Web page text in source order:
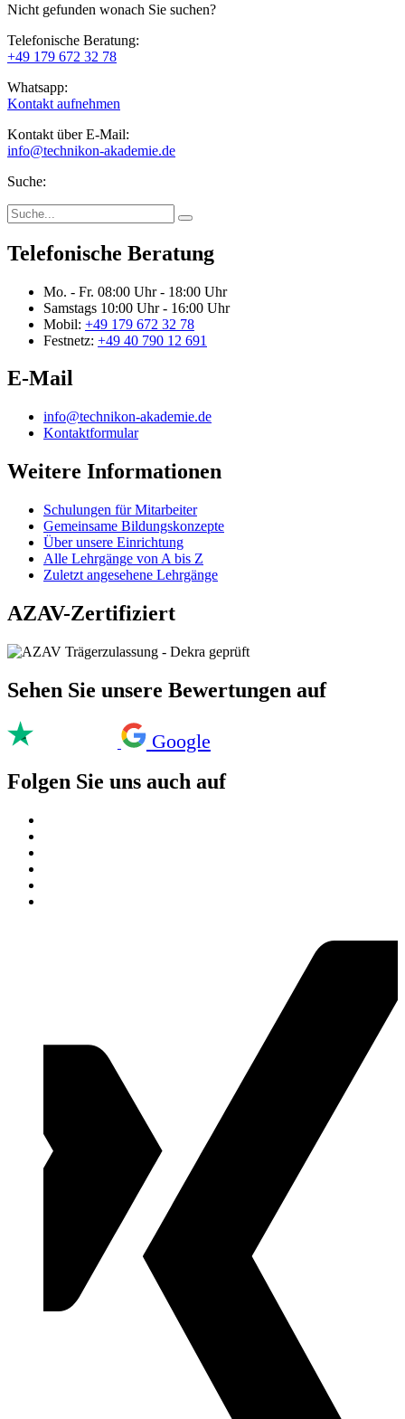
Nicht gefunden wonach Sie suchen?
Telefonische Beratung:
+49 179 672 32 78
Whatsapp:
Kontakt aufnehmen
Kontakt über E-Mail:
info@technikon-akademie.de
Suche:
Telefonische Beratung
Mo. - Fr. 08:00 Uhr - 18:00 Uhr
Samstags 10:00 Uhr - 16:00 Uhr
Mobil: +49 179 672 32 78
Festnetz: +49 40 790 12 691
E-Mail
info@technikon-akademie.de
Kontaktformular
Weitere Informationen
Schulungen für Mitarbeiter
Gemeinsame Bildungskonzepte
Über unsere Einrichtung
Alle Lehrgänge von A bis Z
Zuletzt angesehene Lehrgänge
AZAV-Zertifiziert
Sehen Sie unsere Bewertungen auf
Google
Folgen Sie uns auch auf